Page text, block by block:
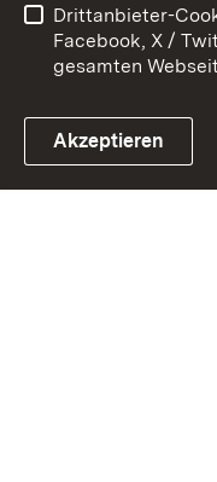
Link zum Landesportal
Impressum
Drittanbieter-
Facebook, X /
gesamten
Akzeptieren